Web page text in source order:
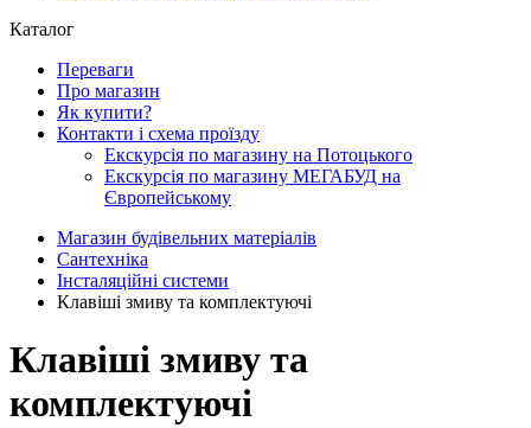
Каталог
Переваги
Про магазин
Як купити?
Контакти і схема проїзду
Екскурсія по магазину на Потоцького
Екскурсія по магазину МЕГАБУД на
Європейському
Магазин будівельних матеріалів
Сантехніка
Інсталяційні системи
Клавіші змиву та комплектуючі
Клавіші змиву та
комплектуючі